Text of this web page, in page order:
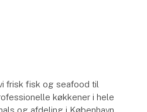
frisk fisk og seafood til
køkkener i hele
og afdeling i København